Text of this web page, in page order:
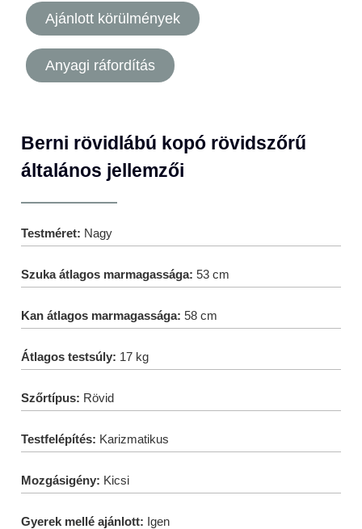
Ajánlott körülmények
Anyagi ráfordítás
Berni rövidlábú kopó rövidszőrű
általános jellemzői
Testméret: Nagy
Szuka átlagos marmagassága: 53 cm
Kan átlagos marmagassága: 58 cm
Átlagos testsúly: 17 kg
Szőrtípus: Rövid
Testfelépítés: Karizmatikus
Mozgásigény: Kicsi
Gyerek mellé ajánlott: Igen